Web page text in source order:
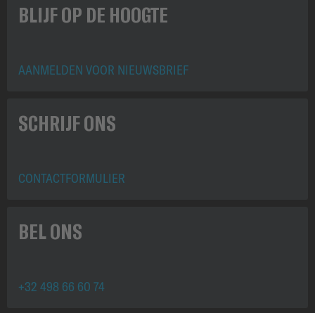
BLIJF OP DE HOOGTE
AANMELDEN VOOR NIEUWSBRIEF
SCHRIJF ONS
CONTACTFORMULIER
BEL ONS
+32 498 66 60 74